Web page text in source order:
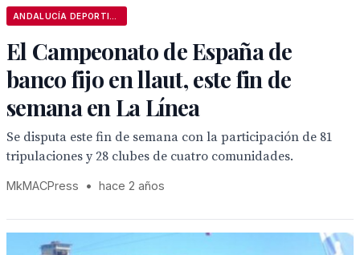
El Campeonato de España de
banco fijo en llaut, este fin de
semana en La Línea
Se disputa este fin de semana con la participación de 81
tripulaciones y 28 clubes de cuatro comunidades.
MkMACPress • hace 2 años